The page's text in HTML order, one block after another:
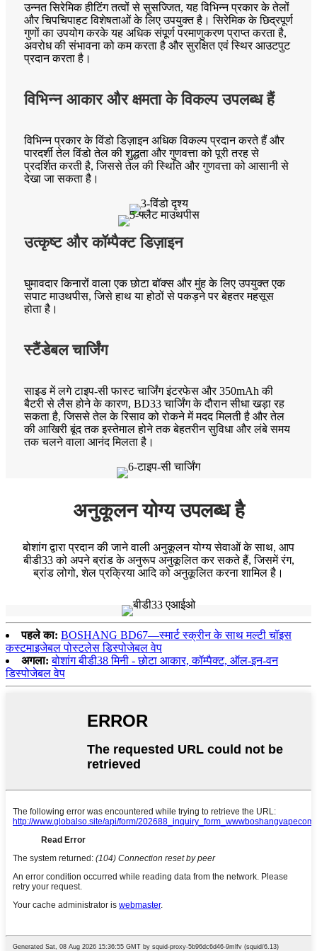
उन्नत सिरेमिक हीटिंग तत्वों से सुसज्जित, यह विभिन्न प्रकार के तेलों
और चिपचिपाहट विशेषताओं के लिए उपयुक्त है। सिरेमिक के छिद्रपूर्ण
गुणों का उपयोग करके यह अधिक संपूर्ण परमाणुकरण प्राप्त करता है,
अवरोध की संभावना को कम करता है और सुरक्षित एवं स्थिर आउटपुट
प्रदान करता है।
विभिन्न आकार और क्षमता के विकल्प उपलब्ध हैं
विभिन्न प्रकार के विंडो डिज़ाइन अधिक विकल्प प्रदान करते हैं और
पारदर्शी तेल विंडो तेल की शुद्धता और गुणवत्ता को पूरी तरह से
प्रदर्शित करती है, जिससे तेल की स्थिति और गुणवत्ता को आसानी से
देखा जा सकता है।
उत्कृष्ट और कॉम्पैक्ट डिज़ाइन
घुमावदार किनारों वाला एक छोटा बॉक्स और मुंह के लिए उपयुक्त एक
सपाट माउथपीस, जिसे हाथ या होठों से पकड़ने पर बेहतर महसूस
होता है।
स्टैंडेबल चार्जिंग
साइड में लगे टाइप-सी फास्ट चार्जिंग इंटरफेस और 350mAh की
बैटरी से लैस होने के कारण, BD33 चार्जिंग के दौरान सीधा खड़ा रह
सकता है, जिससे तेल के रिसाव को रोकने में मदद मिलती है और तेल
की आखिरी बूंद तक इस्तेमाल होने तक बेहतरीन सुविधा और लंबे समय
तक चलने वाला आनंद मिलता है।
अनुकूलन योग्य उपलब्ध है
बोशांग द्वारा प्रदान की जाने वाली अनुकूलन योग्य सेवाओं के साथ, आप
बीडी33 को अपने ब्रांड के अनुरूप अनुकूलित कर सकते हैं, जिसमें रंग,
ब्रांड लोगो, शेल प्रक्रिया आदि को अनुकूलित करना शामिल है।
पहले का: BOSHANG BD67—स्मार्ट स्क्रीन के साथ मल्टी चॉइस
कस्टमाइजेबल पोस्टलेस डिस्पोजेबल वेप
अगला: बोशांग बीडी38 मिनी - छोटा आकार, कॉम्पैक्ट, ऑल-इन-वन
डिस्पोजेबल वेप